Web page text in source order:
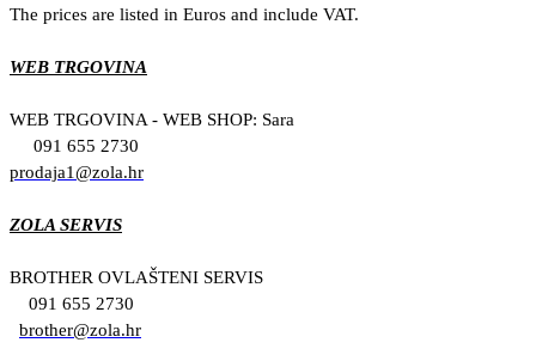
The prices are listed in Euros and include VAT.
WEB TRGOVINA
WEB TRGOVINA - WEB SHOP: Sara
091 655 2730
prodaja1@zola.hr
ZOLA SERVIS
BROTHER OVLAŠTENI SERVIS
091 655 2730
brother@zola.hr